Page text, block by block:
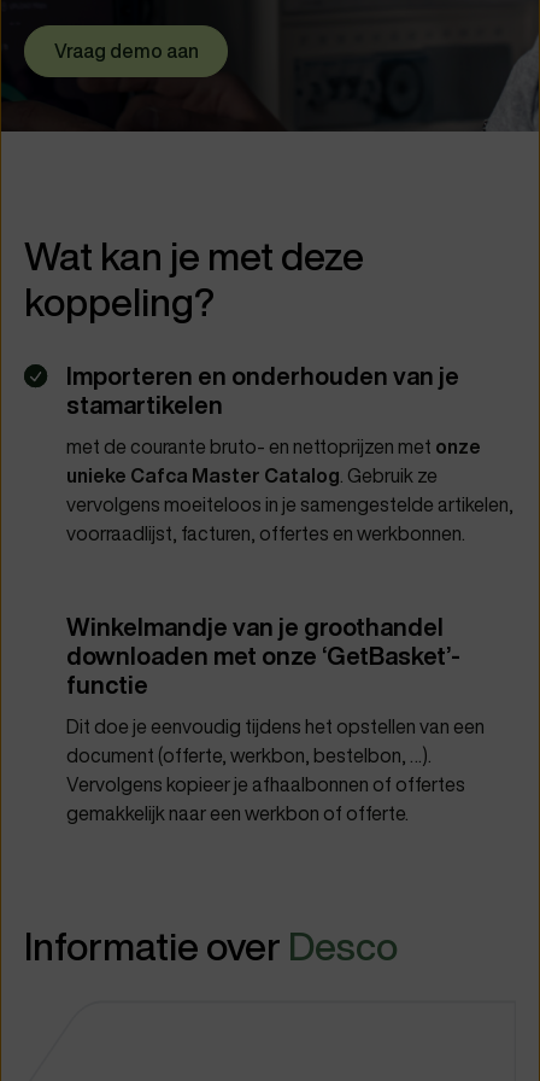
Vraag demo aan
Wat kan je met deze
koppeling?
Importeren en onderhouden van je
stamartikelen
met de courante bruto- en nettoprijzen met onze
unieke Cafca Master Catalog. Gebruik ze
vervolgens moeiteloos in je samengestelde artikelen,
voorraadlijst, facturen, offertes en werkbonnen.
Winkelmandje van je groothandel
downloaden met onze ‘GetBasket’-
functie
Dit doe je eenvoudig tijdens het opstellen van een
document (offerte, werkbon, bestelbon, …).
Vervolgens kopieer je afhaalbonnen of offertes
gemakkelijk naar een werkbon of offerte.
Informatie over Desco